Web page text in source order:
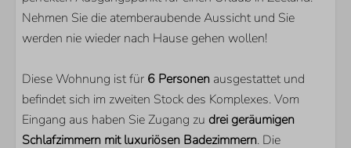
Parkplatz direkt am Haus
Balkon
KÜCHE
Kühlschrank
Nehmen Sie die atemberaubende Aussicht und Sie
werden nie wieder nach Hause gehen wollen!
Diese Wohnung ist für 6 Personen ausgestattet und
befindet sich im zweiten Stock des Komplexes. Vom
Eingang aus haben Sie Zugang zu drei geräumigen
Schlafzimmern mit luxuriösen Badezimmern. Die